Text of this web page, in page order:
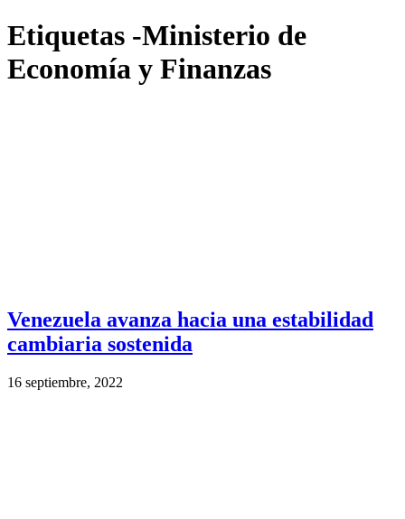
Etiquetas -Ministerio de
Economía y Finanzas
Venezuela avanza hacia una estabilidad
cambiaria sostenida
16 septiembre, 2022